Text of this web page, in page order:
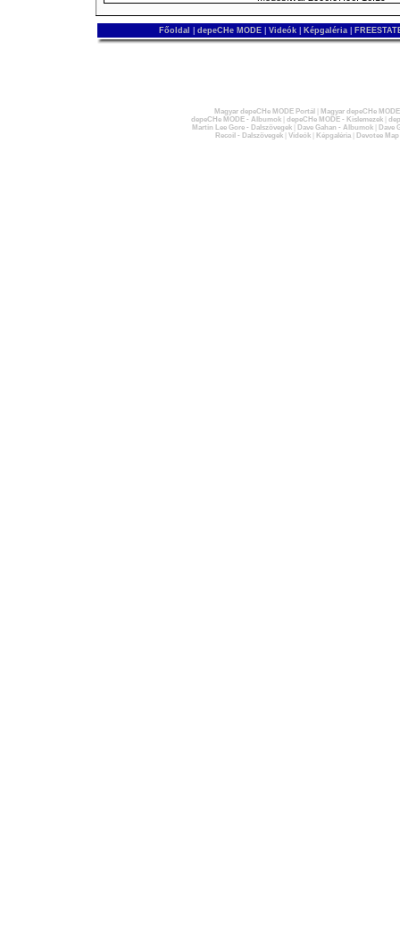
Főoldal depeCHe MODE Videók Képgaléria
Magyar depeCHe MODE Portál
Magyar depeCHe
depeCHe MODE - Albumok| depeCHe MODE - Kislemezek|
Martin Lee Gore - Dalszövegek| Dave Gahan - Albumok|
Dave
Recoil - Dalszövegek| Videók| Képgaléria| Devotee Map